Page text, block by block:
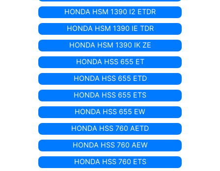
HONDA HSM 1390 I2 ETDR
HONDA HSM 1390 IE TDR
HONDA HSM 1390 IK ZE
HONDA HSS 655 ET
HONDA HSS 655 ETD
HONDA HSS 655 ETS
HONDA HSS 655 EW
HONDA HSS 760 AETD
HONDA HSS 760 AEW
HONDA HSS 760 ETS